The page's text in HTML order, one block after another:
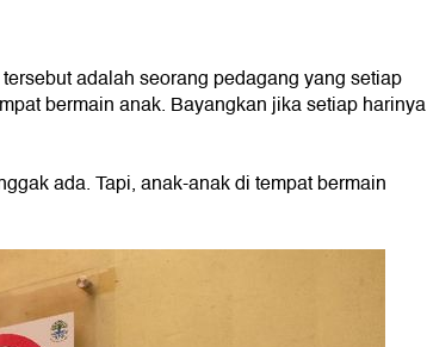
adalah seorang pedagang yang setiap
bermain anak. Bayangkan jika setiap harinya
ada. Tapi, anak-anak di tempat bermain